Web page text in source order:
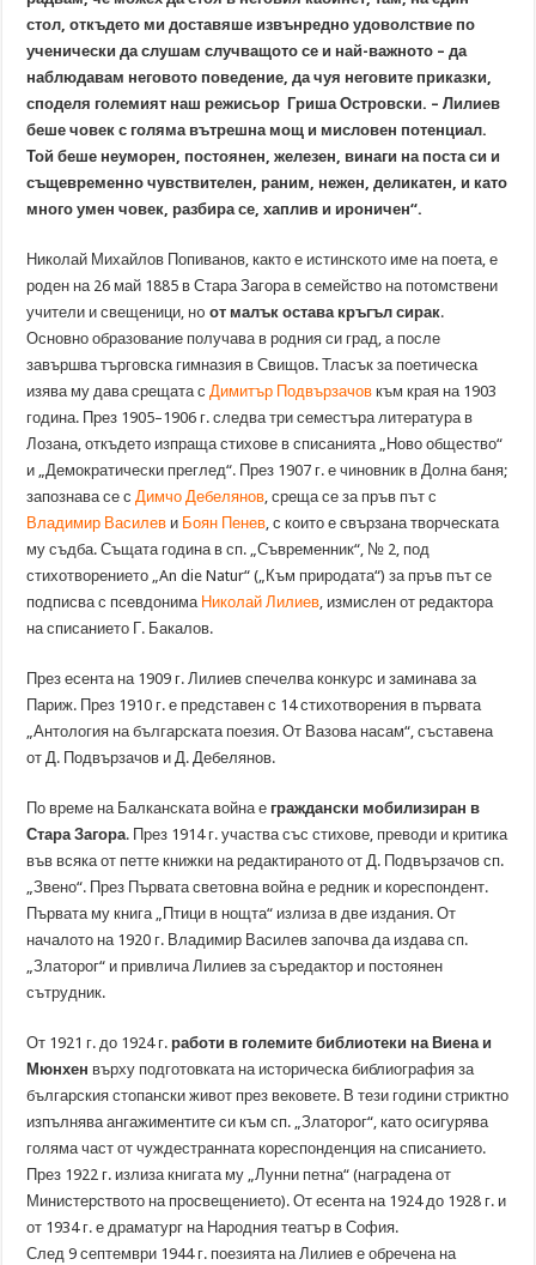
стол, откъдето ми доставяше извънредно удоволствие по
ученически да слушам случващото се и най-важното – да
наблюдавам неговото поведение, да чуя неговите приказки,
споделя големият наш режисьор Гриша Островски. – Лилиев
беше човек с голяма вътрешна мощ и мисловен потенциал.
Той беше неуморен, постоянен, железен, винаги на поста си и
същевременно чувствителен, раним, нежен, деликатен, и като
много умен човек, разбира се, хаплив и ироничен“.
Николай Михайлов Попиванов, както е истинското име на поета, е
роден на 26 май 1885 в Стара Загора в семейство на потомствени
учители и свещеници, нoот малък остава кръгъл сирак.
Основно образование получава в родния си град, а после
завършва търговска гимназия в Свищов. Тласък за поетическа
изява му дава срещата с Димитър Подвързачов към края на 1903
година. През 1905–1906 г. следва три семестъра литература в
Лозана, откъдето изпраща стихове в списанията „Ново общество“
и „Демократически преглед“. През 1907 г. е чиновник в Долна баня;
запознава се с Димчо Дебелянов , среща се за пръв път с
Владимир Василев и Боян Пенев , с които е свързана творческата
му съдба. Същата година в сп. „Съвременник“, № 2, под
стихотворението „An die Natur“ („Към природата“) за пръв път се
подписва с псевдонима Николай Лилиев , измислен от редактора
на списанието Г. Бакалов.
През есента на 1909 г. Лилиев спечелва конкурс и заминава за
Париж. През 1910 г. е представен с 14 стихотворения в първата
„Антология на българската поезия. От Вазова насам“, съставена
от Д. Подвързачов и Д. Дебелянов.
По време на Балканската война е граждански мобилизиран в
Стара Загора. През 1914 г. участва със стихове, преводи и критика
във всяка от петте книжки на редактираното от Д. Подвързачов сп.
„Звено“. През Първата световна война е редник и кореспондент.
Първата му книга „Птици в нощта“ излиза в две издания. От
началото на 1920 г. Владимир Василев започва да издава сп.
„Златорог“ и привлича Лилиев за съредактор и постоянен
сътрудник.
От 1921 г. до 1924 г.работи в големите библиотеки на Виена и
Мюнхен върху подготовката на историческа библиография за
българския стопански живот през вековете. В тези години стриктно
изпълнява ангажиментите си към сп. „Златорог“, като осигурява
голяма част от чуждестранната кореспонденция на списанието.
През 1922 г. излиза книгата му „Лунни петна“ (наградена от
Министерството на просвещението). От есента на 1924 до 1928 г. и
от 1934 г. е драматург на Народния театър в София.
След 9 септември 1944 г. поезията на Лилиев е обречена на